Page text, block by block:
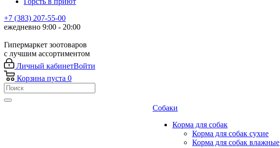
+7 (383) 207-55-00
ежедневно 9:00 - 20:00
Гипермаркет зоотоваров
с лучшим ассортиментом
Личный кабинетВойти
Корзина пуста 0
Собаки
Корма для собак
Корма для собак сухие
Корма для собак влажные